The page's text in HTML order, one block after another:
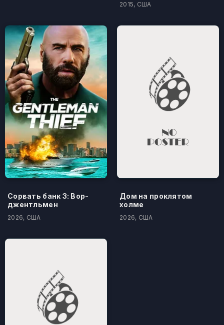
2015, США
Сорвать банк 3: Вор-
джентльмен
2026, США
Дом на проклятом
холме
2026, США